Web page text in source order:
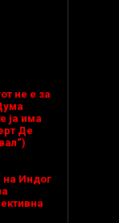
не е за
ја има
Де
на Индог